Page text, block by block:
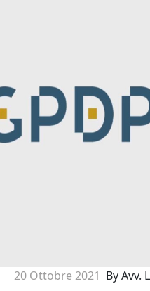
20 Ottobre 2021 By Avv.